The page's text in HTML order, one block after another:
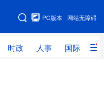
网站无障碍
PC版本
时政 人事 国际 财
图